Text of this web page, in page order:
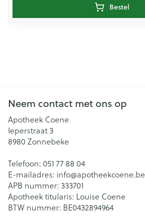
Bestel
Neem contact met ons op
Apotheek Coene
Ieperstraat 3
8980 Zonnebeke
Telefoon: 051 77 88 04
E-mailadres: info@apotheekcoene.be
APB nummer: 333701
Apotheek titularis: Louise Coene
BTW nummer: BE0432894964